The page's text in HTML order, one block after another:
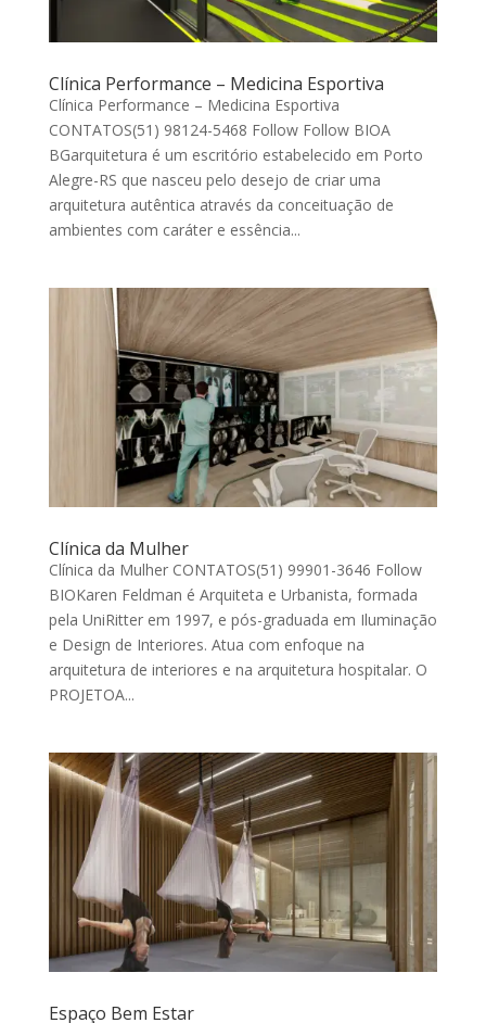
Clínica Performance – Medicina Esportiva
Clínica Performance – Medicina Esportiva
CONTATOS(51) 98124-5468 Follow Follow BIOA
BGarquitetura é um escritório estabelecido em Porto
Alegre-RS que nasceu pelo desejo de criar uma
arquitetura autêntica através da conceituação de
ambientes com caráter e essência...
Clínica da Mulher
Clínica da Mulher CONTATOS(51) 99901-3646 Follow
BIOKaren Feldman é Arquiteta e Urbanista, formada
pela UniRitter em 1997, e pós-graduada em Iluminação
e Design de Interiores. Atua com enfoque na
arquitetura de interiores e na arquitetura hospitalar. O
PROJETOA...
Espaço Bem Estar